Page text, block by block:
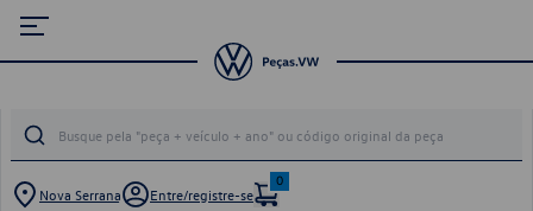
Nova Serrana Entre/registre-se
0